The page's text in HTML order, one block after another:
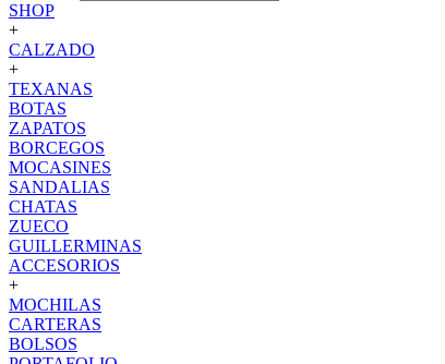
SHOP
+
CALZADO
+
TEXANAS
BOTAS
ZAPATOS
BORCEGOS
MOCASINES
SANDALIAS
CHATAS
ZUECO
GUILLERMINAS
ACCESORIOS
+
MOCHILAS
CARTERAS
BOLSOS